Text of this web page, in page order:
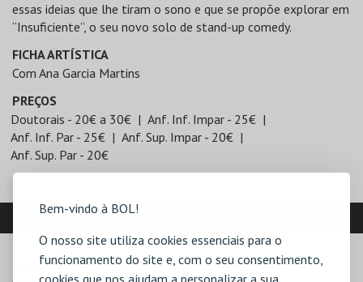
Bem-vindo à BOL!
O nosso site utiliza cookies essenciais para o
funcionamento do site e, com o seu consentimento,
cookies que nos ajudam a personalizar a sua
essas ideias que lhe tiram o sono e que se propõe explorar em
“Insuficiente”, o seu novo solo de stand-up comedy.
FICHA ARTÍSTICA
Com Ana Garcia Martins
PREÇOS
Doutorais - 20€ a 30€
Anf. Inf. Impar - 25€
Anf. Inf. Par - 25€
Anf. Sup. Impar - 20€
Anf. Sup. Par - 20€
LOCALIZAÇÃO
MORADA